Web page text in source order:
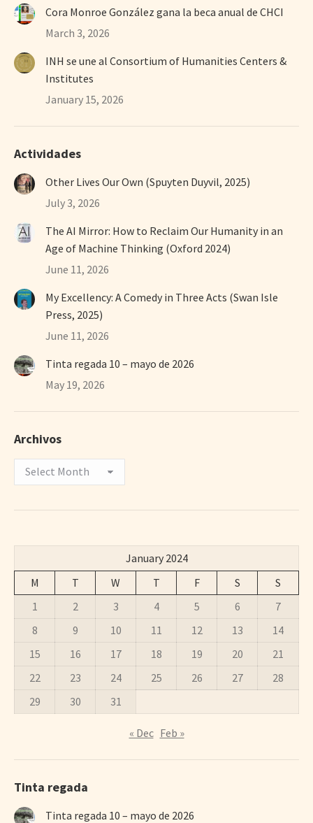
Cora Monroe González gana la beca anual de CHCI
March 3, 2026
INH se une al Consortium of Humanities Centers &
Institutes
January 15, 2026
Actividades
Other Lives Our Own (Spuyten Duyvil, 2025)
July 3, 2026
The AI Mirror: How to Reclaim Our Humanity in an
Age of Machine Thinking (Oxford 2024)
June 11, 2026
My Excellency: A Comedy in Three Acts (Swan Isle
Press, 2025)
June 11, 2026
Tinta regada 10 – mayo de 2026
May 19, 2026
Archivos
Archivos
January 2024
M
T W T F S
S
1
2 3 4 5 6
7
8
9 10 11 12 13
14
15
16 17 18 19 20
21
22
23 24 25 26 27
28
29
30 31
« Dec Feb »
Tinta regada
Tinta regada 10 – mayo de 2026